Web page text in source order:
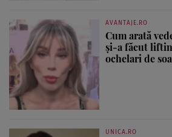
AVANTAJE.RO
Cum arată
și-a făcut
ochelari de
UNICA.RO